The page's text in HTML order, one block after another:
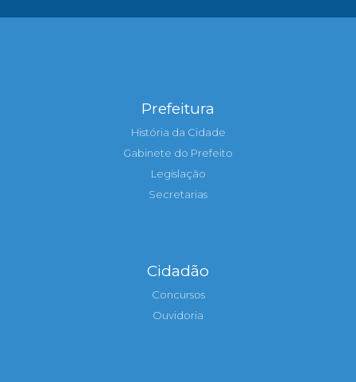
Prefeitura
História da Cidade
Gabinete do Prefeito
Legislação
Secretarias
Cidadão
Concursos
Ouvidoria